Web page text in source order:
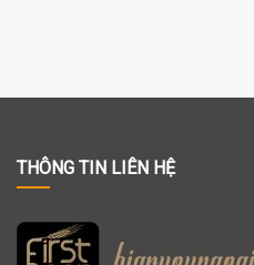
THÔNG TIN LIÊN HỆ